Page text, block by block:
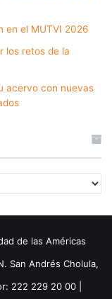
en el MUTVI 2026
los retos de la
acervo con nuevas
de las Américas
San Andrés Cholula,
222 229 20 00 |